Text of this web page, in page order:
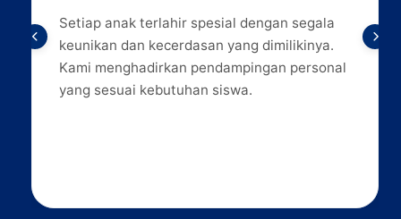
Setiap anak terlahir spesial dengan segala
keunikan dan kecerdasan yang dimilikinya.
Kami menghadirkan pendampingan personal
yang sesuai kebutuhan siswa.